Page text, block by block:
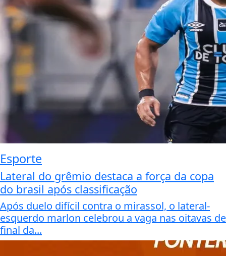
Esporte
Lateral do grêmio destaca a força da copa
do brasil após classificação
Após duelo difícil contra o mirassol, o lateral-
esquerdo marlon celebrou a vaga nas oitavas de
final da...